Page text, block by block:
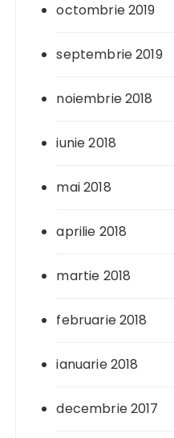
octombrie 2019
septembrie 2019
noiembrie 2018
iunie 2018
mai 2018
aprilie 2018
martie 2018
februarie 2018
ianuarie 2018
decembrie 2017